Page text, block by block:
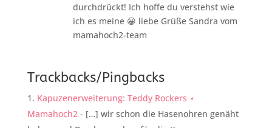
durchdrückt! Ich hoffe du verstehst wie
ich es meine 😀 liebe Grüße Sandra vom
mamahoch2-team
Trackbacks/Pingbacks
Kapuzenerweiterung: Teddy Rockers ⋆
Mamahoch2- […] wir schon die Hasenohren genäht